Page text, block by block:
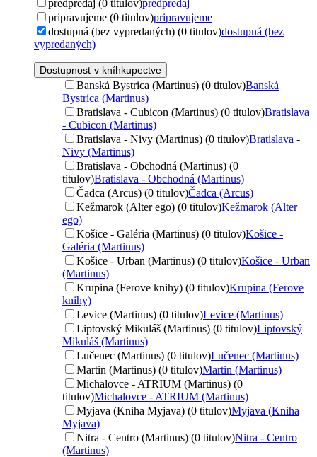
predpredaj (0 titulov)predpredaj
pripravujeme (0 titulov)pripravujeme
dostupná (bez vypredaných) (0 titulov)dostupná (bez
vypredaných)
Dostupnosť v kníhkupectve
Banská Bystrica (Martinus) (0 titulov)Banská
Bystrica (Martinus)
Bratislava - Cubicon (Martinus) (0 titulov)Bratislava
- Cubicon (Martinus)
Bratislava - Nivy (Martinus) (0 titulov)Bratislava -
Nivy (Martinus)
Bratislava - Obchodná (Martinus) (0
titulov)Bratislava - Obchodná (Martinus)
Čadca (Arcus) (0 titulov)Čadca (Arcus)
Kežmarok (Alter ego) (0 titulov)Kežmarok (Alter
ego)
Košice - Galéria (Martinus) (0 titulov)Košice -
Galéria (Martinus)
Košice - Urban (Martinus) (0 titulov)Košice - Urban
(Martinus)
Krupina (Ferove knihy) (0 titulov)Krupina (Ferove
knihy)
Levice (Martinus) (0 titulov)Levice (Martinus)
Liptovský Mikuláš (Martinus) (0 titulov)Liptovský
Mikuláš (Martinus)
Lučenec (Martinus) (0 titulov)Lučenec (Martinus)
Martin (Martinus) (0 titulov)Martin (Martinus)
Michalovce - ATRIUM (Martinus) (0
titulov)Michalovce - ATRIUM (Martinus)
Myjava (Kniha Myjava) (0 titulov)Myjava (Kniha
Myjava)
Nitra - Centro (Martinus) (0 titulov)Nitra - Centro
(Martinus)